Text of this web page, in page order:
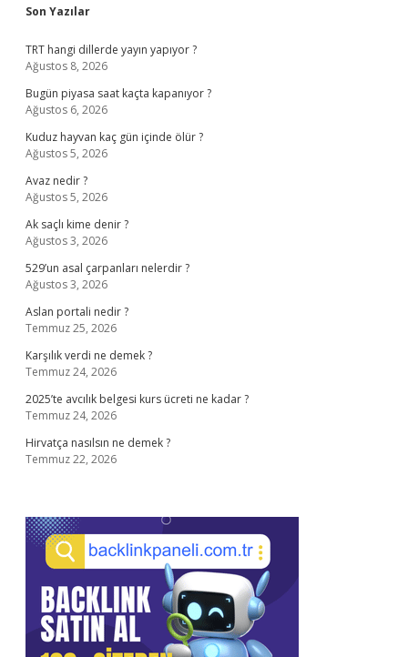
Sidebar
Son Yazılar
TRT hangi dillerde yayın yapıyor ?
Ağustos 8, 2026
Bugün piyasa saat kaçta kapanıyor ?
Ağustos 6, 2026
Kuduz hayvan kaç gün içinde ölür ?
Ağustos 5, 2026
Avaz nedir ?
Ağustos 5, 2026
Ak saçlı kime denir ?
Ağustos 3, 2026
529’un asal çarpanları nelerdir ?
Ağustos 3, 2026
Aslan portali nedir ?
Temmuz 25, 2026
Karşılık verdi ne demek ?
Temmuz 24, 2026
2025’te avcılık belgesi kurs ücreti ne kadar ?
Temmuz 24, 2026
Hirvatça nasılsın ne demek ?
Temmuz 22, 2026